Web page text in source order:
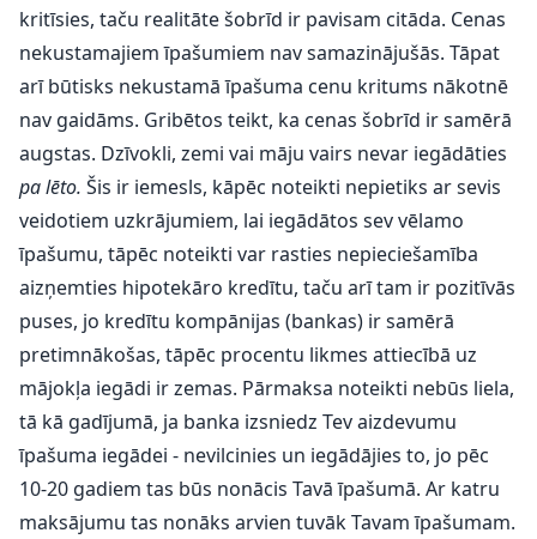
kritīsies, taču realitāte šobrīd ir pavisam citāda. Cenas
nekustamajiem īpašumiem nav samazinājušās. Tāpat
arī būtisks nekustamā īpašuma cenu kritums nākotnē
nav gaidāms. Gribētos teikt, ka cenas šobrīd ir samērā
augstas. Dzīvokli, zemi vai māju vairs nevar iegādāties
pa lēto. Šis ir iemesls, kāpēc noteikti nepietiks ar sevis
veidotiem uzkrājumiem, lai iegādātos sev vēlamo
īpašumu, tāpēc noteikti var rasties nepieciešamība
aizņemties hipotekāro kredītu, taču arī tam ir pozitīvās
puses, jo kredītu kompānijas (bankas) ir samērā
pretimnākošas, tāpēc procentu likmes attiecībā uz
mājokļa iegādi ir zemas. Pārmaksa noteikti nebūs liela,
tā kā gadījumā, ja banka izsniedz Tev aizdevumu
īpašuma iegādei - nevilcinies un iegādājies to, jo pēc
10-20 gadiem tas būs nonācis Tavā īpašumā. Ar katru
maksājumu tas nonāks arvien tuvāk Tavam īpašumam.